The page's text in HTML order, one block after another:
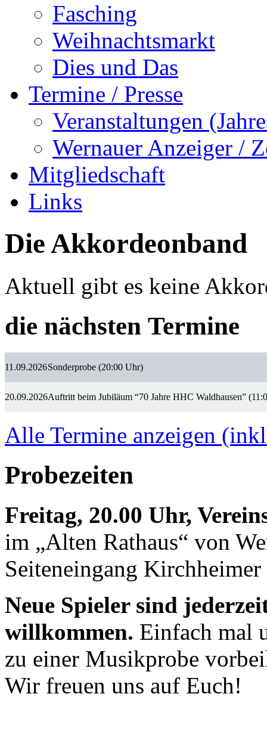
Fasching
Weihnachtsmarkt
Dies und Das
Termine / Presse
Veranstaltungen
Wernauer Anzeiger /
Mitgliedschaft
Links
Die Akkordeonband
Aktuell gibt es keine
die nächsten Termine
11.09.2026Sonderprobe (20:00 Uhr)
20.09.2026Auftritt beim Jubiläum “70 Jahre HHC Waldhausen”
Alle Termine anzeigen
Probezeiten
Freitag, 20.00 Uhr,
im „Alten Rathaus“ von
Seiteneingang Kirchheimer
Neue Spieler sind
willkommen. Einfach mal
zu einer Musikprobe
Wir freuen uns auf Euch!